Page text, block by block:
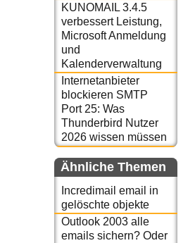
KUNOMAIL 3.4.5
verbessert Leistung,
Microsoft Anmeldung
und
Kalenderverwaltung
Internetanbieter
blockieren SMTP
Port 25: Was
Thunderbird Nutzer
2026 wissen müssen
Ähnliche Themen
Incredimail email in
gelöschte objekte
Outlook 2003 alle
emails sichern? Oder